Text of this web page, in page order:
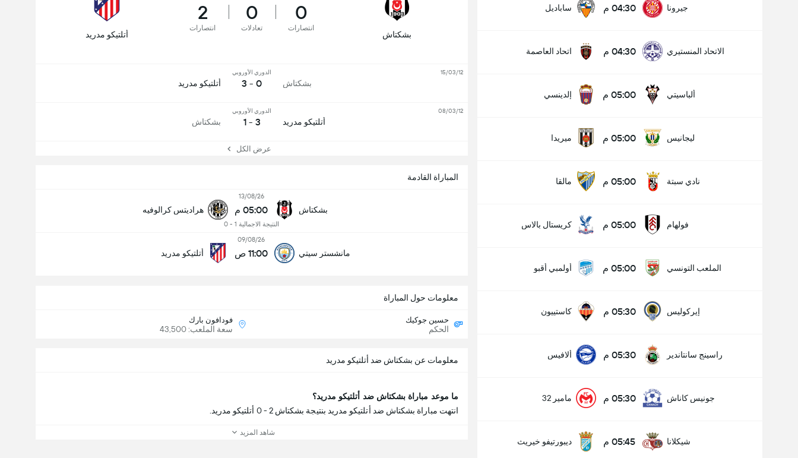
جيرونا 04:30 م ساباديل
الاتحاد المنستيري 04:30 م اتحاد العاصمة
ألباسيتي 05:00 م إلدينسي
ليجانيس 05:00 م ميريدا
نادي سبتة 05:00 م مالقا
فولهام 05:00 م كريستال بالاس
الملعب التونسي 05:00 م أولمبي أقبو
إيركوليس 05:30 م كاستييون
راسينج سانتاندير 05:30 م ألافيس
جونيس كاناش 05:30 م مامير 32
شيكلانا 05:45 م ديبورتيفو خيريث
المباراة القادمة
بشكتاش
13/08/26
05:00 م
النتيجة الاجمالية 1 - 0
هراديتس كرالوفيه
مانشستر سيتي
09/08/26
11:00 ص أتلتيكو مدريد
معلومات حول المباراة
حسين جوكيك
الحكم
فودافون بارك
سعة الملعب: 43,500
بشكتاش
0
انتصارات
0
تعادلات
2
انتصارات
أتلتيكو مدريد
بشكتاش
الدوري الأوروبي
0 - 3 أتلتيكو مدريد
15/03/12
أتلتيكو مدريد
الدوري الأوروبي
3 - 1 بشكتاش
08/03/12
عرض الكل
معلومات عن بشكتاش ضد أتلتيكو مدريد
ما موعد مباراة بشكتاش ضد أتلتيكو مدريد؟
انتهت مباراة بشكتاش ضد أتلتيكو مدريد بنتيجة بشكتاش 2 - 0 أتلتيكو مدريد.
شاهد المزيد